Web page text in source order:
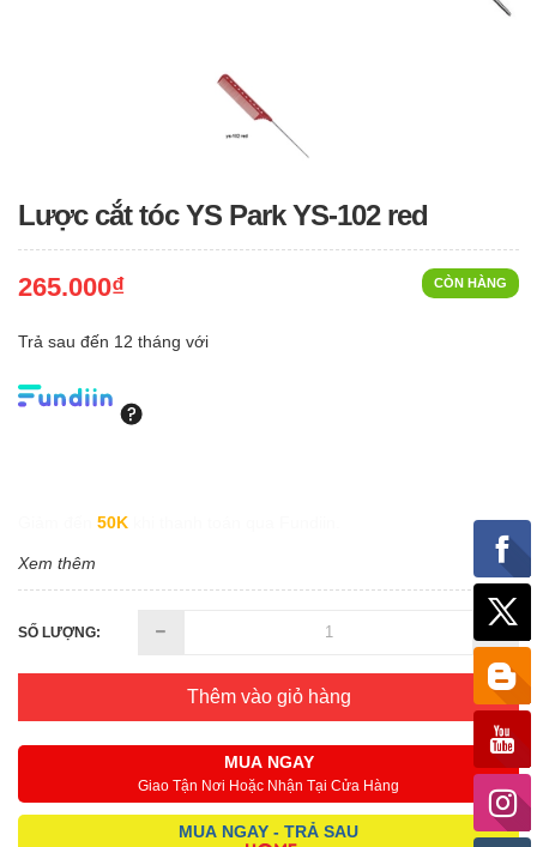
Lược cắt tóc YS Park YS-102 red
CÒN HÀNG
265.000₫
Trả sau đến 12 tháng với
50K
Xem thêm
SỐ LƯỢNG:
Thêm vào giỏ hàng
MUA NGAY
Giao Tận Nơi Hoặc Nhận Tại Cửa Hàng
MUA NGAY - TRẢ SAU